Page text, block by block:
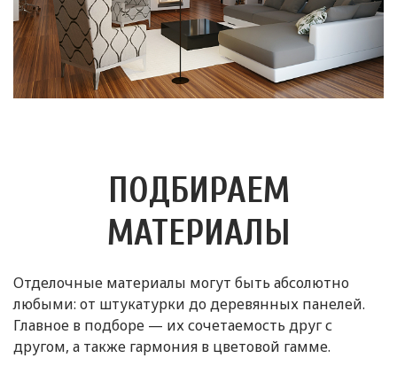
ПОДБИРАЕМ
МАТЕРИАЛЫ
Отделочные материалы могут быть абсолютно
любыми: от штукатурки до деревянных панелей.
Главное в подборе — их сочетаемость друг с
другом, а также гармония в цветовой гамме.